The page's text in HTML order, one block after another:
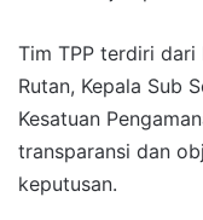
Tim TPP terdiri dari
Rutan, Kepala Sub
Kesatuan
transparansi dan
keputusan.